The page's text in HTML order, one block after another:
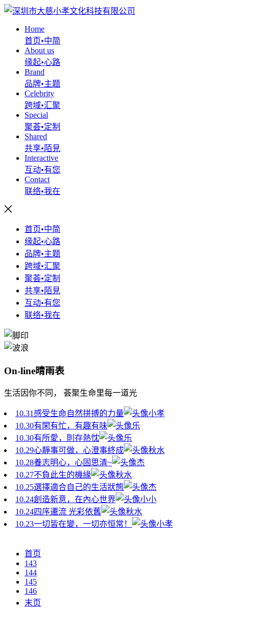
Home
首页•中简
About us
缘起•心路
Brand
品牌•主题
Celebrity
跨域•汇聚
Special
聚荟•定制
Shared
共享•陌見
Interactive
互动•有您
Contact
联络•我在
首页•中简
缘起•心路
品牌•主题
跨域•汇聚
聚荟•定制
共享•陌見
互动•有您
联络•我在
On-line晴雨表
生活因你不同， 荟聚生命里每一道光
10.31感受生命自然拼搏的力量
小孝
10.30有閑有忙，有趣有味
乐
10.30有所愛，則存熱忱
乐
10.29心靜事可做，心澄事終成
秋水
10.28養志明心，心固思清~
杰
10.27不負此生的機緣
秋水
10.25選擇適合自己的生活狀態
杰
10.24創造新意，在內心世界
小小
10.24四序遷流 光彩依舊
秋水
10.23一切皆在變，一切亦恒常！ 小孝
首页
143
144
145
146
末页